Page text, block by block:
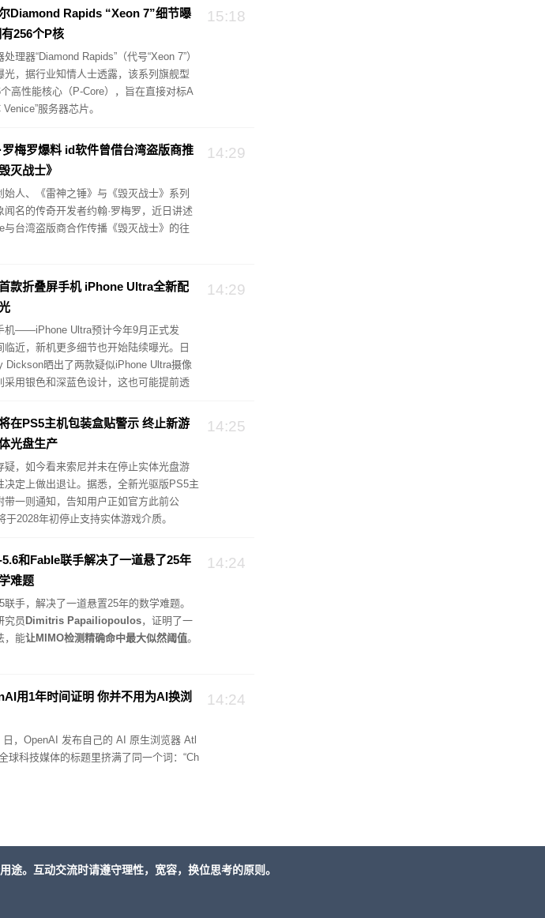
15:18
Diamond Rapids “Xeon 7”细节曝
256个P核
理器“Diamond Rapids”（代号“Xeon 7”）
光，据行业知情人士透露，该系列旗舰型
高性能核心（P-Core），旨在直接对标A
服务器芯片。
14:29
罗梅罗爆料 id软件曾借台湾盗版商推
灭战士》
始人、《雷神之锤》与《毁灭战士》系列
闻名的传奇开发者约翰·罗梅罗，近日讲述
与台湾盗版商合作传播《毁灭战士》的往
14:29
款折叠屏手机 iPhone Ultra全新配
机——iPhone Ultra预计今年9月正式发
临近，新机更多细节也开始陆续曝光。日
Dickson晒出了两款疑似iPhone Ultra摄像
采用银色和深蓝色设计，这也可能提前透
14:25
在PS5主机包装盒贴警示 终止新游
光盘生产
疑，如今看来索尼并未在停止实体光盘游
决定上做出退让。据悉，全新光驱版PS5主
带一则通知，告知用户正如官方此前公
2028年初停止支持实体游戏介质。
14:24
5.6和Fable联手解决了一道悬了25年
难题
手，解决了一道悬置25年的数学难题。
究员 Dimitris Papailiopoulos，证明了一
，能让MIMO检测精确命中最大似然阈值。
14:24
用1年时间证明 你并不用为AI换浏
，OpenAI 发布自己的 AI 原生浏览器 Atl
球科技媒体的标题里挤满了同一个词：“Ch
。互动交流时请遵守理性，宽容，换位思考的原则。